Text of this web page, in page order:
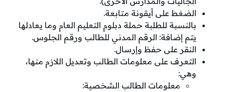
الضغط على أيقونة متابعة.
بالنسبة للطلبة حملة دبلوم التعليم العام وما يعادلها
يتم إضافة: الرقم المدني للطالب ورقم الجلوس.
النقر على حفظ وإرسال.
التعرف على معلومات الطالب وتعديل اللازم منها،
وهي:
معلومات الطالب الشخصية: